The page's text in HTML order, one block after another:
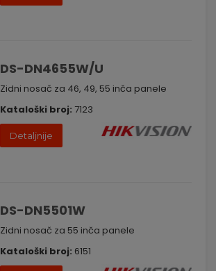
DS-DN4655W/U
Zidni nosač za 46, 49, 55 inča panele
Kataloški broj: 7123
Detaljnije
DS-DN5501W
Zidni nosač za 55 inča panele
Kataloški broj: 6151